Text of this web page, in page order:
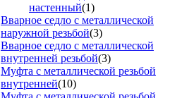
настенный(1)
Вварное седло с металлической
наружной резьбой(3)
Вварное седло с металлической
внутренней резьбой(3)
Муфта с металлической резьбой
внутренней(10)